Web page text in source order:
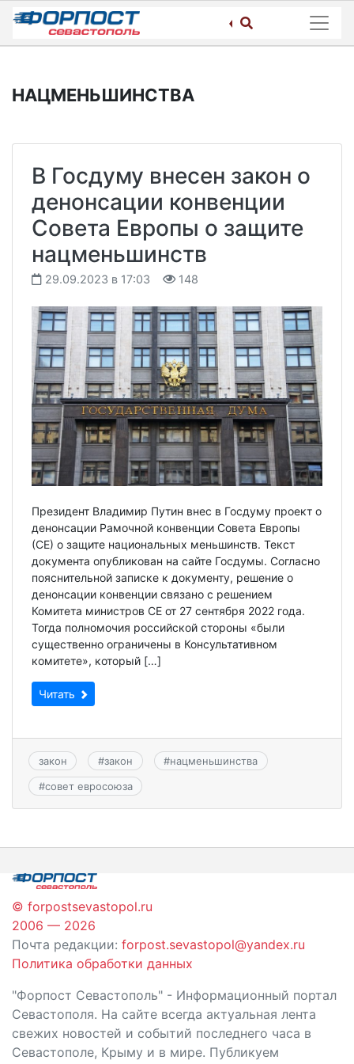
Skip
content
НАЦМЕНЬШИНСТВА
В Госдуму внесен закон о
денонсации конвенции
Совета Европы о защите
нацменьшинств
29.09.2023 в 17:03 148
Президент Владимир Путин внес в Госдуму проект о
денонсации Рамочной конвенции Совета Европы
(СЕ) о защите национальных меньшинств. Текст
документа опубликован на сайте Госдумы. Согласно
пояснительной записке к документу, решение о
денонсации конвенции связано с решением
Комитета министров СЕ от 27 сентября 2022 года.
Тогда полномочия российской стороны «были
существенно ограничены в Консультативном
комитете», который […]
Читать
закон #закон #нацменьшинства
#совет евросоюза
© forpostsevastopol.ru
2006 — 2026
Почта редакции: forpost.sevastopol@yandex.ru
Политика обработки данных
"Форпост Севастополь" - Информационный портал
Севастополя. На сайте всегда актуальная лента
свежих новостей и событий последнего часа в
Севастополе, Крыму и в мире. Публикуем